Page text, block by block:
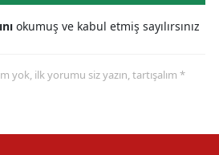
okumuş ve kabul etmiş sayılırsınız
yok, ilk yorumu siz yazın, tartışalım *